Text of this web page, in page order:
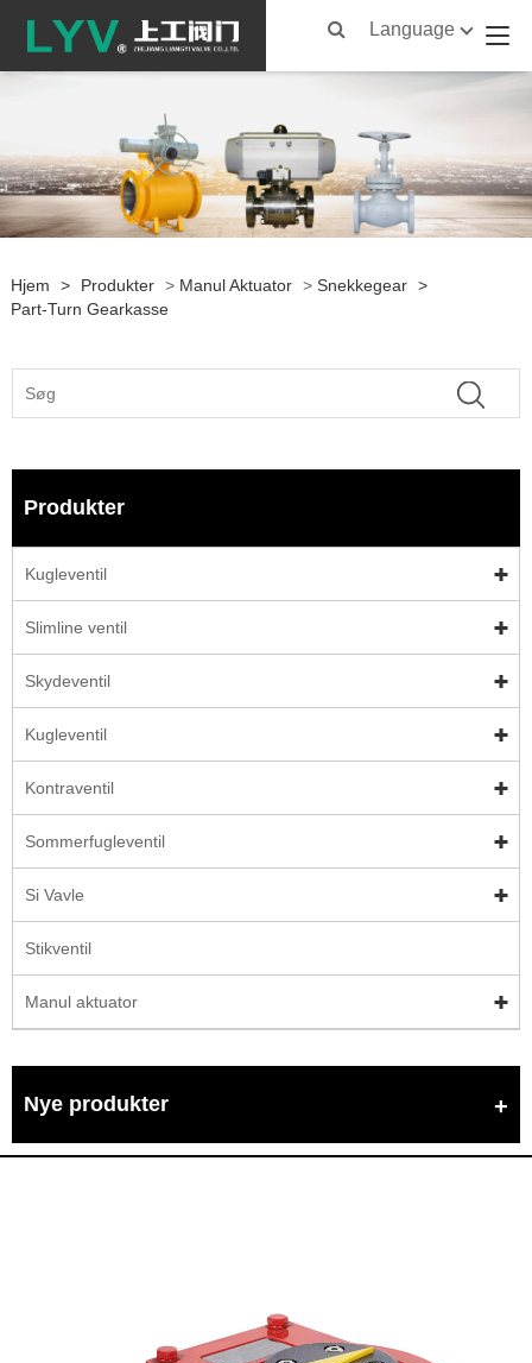
Language
Hjem > Produkter > Manul Aktuator > Snekkegear >
Part-Turn Gearkasse
Produkter
Kugleventil
Slimline ventil
Skydeventil
Kugleventil
Kontraventil
Sommerfugleventil
Si Vavle
Stikventil
Manul aktuator
Nye produkter